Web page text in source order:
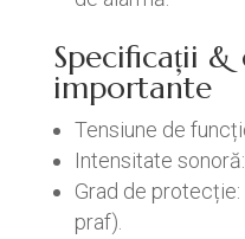
Specificații &
importante
Tensiune de
Intensitate
Grad de
praf).